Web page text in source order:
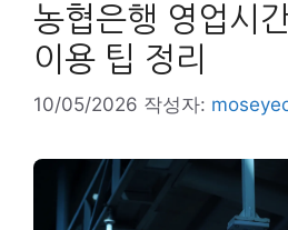
농협은행 영업시
이용 팁 정리
10/05/2026 작성자: